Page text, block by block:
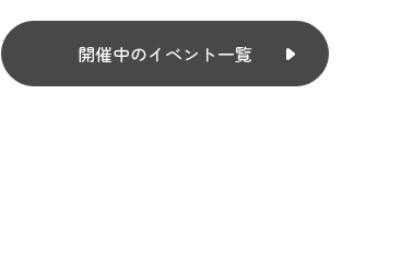
開催中のイベント一覧